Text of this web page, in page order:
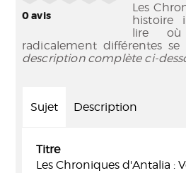
0avis
Les
histoire
lire où
radicalement différentes
description complète ci-
Sujet Description
Titre
Les Chroniques d'Antalia :